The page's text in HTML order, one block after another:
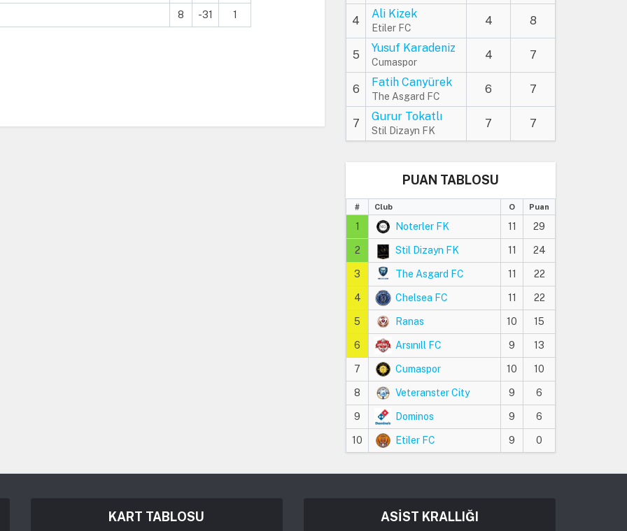
8 -31 1 4
Ali Kizek
Etiler FC
4 8
5
Yusuf Karadeniz
Cumaspor
4 7
6
Fatih Canyürek
The Asgard FC
6 7
7
Gurur Tokatlı
Stil Dizayn FK
7 7
PUAN TABLOSU
# Club O Puan
1 Noterler FK 11 29
2 Stil Dizayn FK 11 24
3 The Asgard FC 11 22
4 Chelsea FC 11 22
5 Ranas 10 15
6 Arsınıll FC 9 13
7 Cumaspor 10 10
8 Veteranster City 9 6
9 Dominos 9 6
10 Etiler FC 9 0
KART TABLOSU ASİST KRALLIĞI